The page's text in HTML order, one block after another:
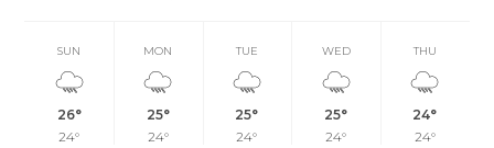
SUN
26°
24°
MON
25°
24°
TUE
25°
24°
WED
25°
24°
THU
24°
24°